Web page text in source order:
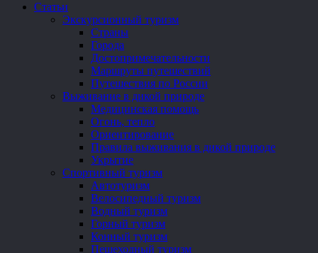
Статьи
Экскурсионный туризм
Страны
Города
Достопримечательности
Маршруты путешествий
Путешествия по России
Выживание в дикой природе
Медицинская помощь
Огонь, тепло
Ориентирование
Правила выживания в дикой природе
Укрытие
Спортивный туризм
Автотуризм
Велосипедный туризм
Водный туризм
Горный туризм
Конный туризм
Пешеходный туризм